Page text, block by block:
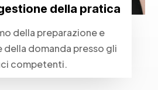
della pratica
della preparazione e
della domanda presso gli
competenti.